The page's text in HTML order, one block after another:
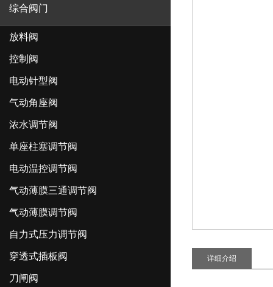
综合阀门
放料阀
控制阀
电动针型阀
气动角座阀
浓水调节阀
单座柱塞调节阀
电动温控调节阀
气动薄膜三通调节阀
气动薄膜调节阀
自力式压力调节阀
穿透式插板阀
刀闸阀
详细介绍